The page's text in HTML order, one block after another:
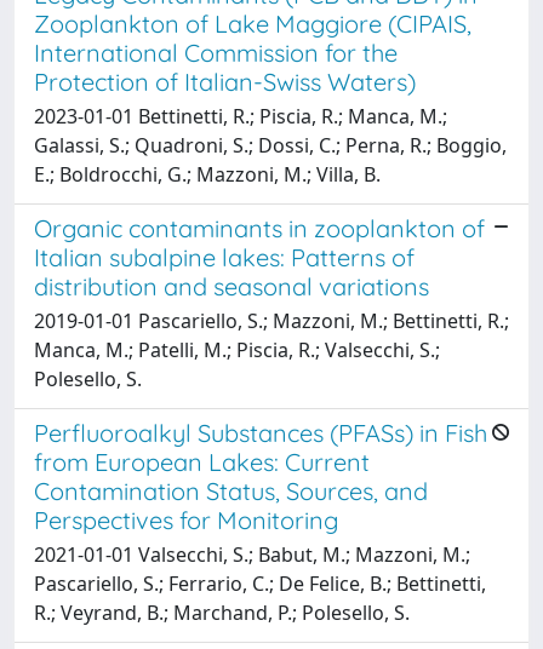
Zooplankton of Lake Maggiore (CIPAIS,
International Commission for the
Protection of Italian-Swiss Waters)
2023-01-01 Bettinetti, R.; Piscia, R.; Manca, M.;
Galassi, S.; Quadroni, S.; Dossi, C.; Perna, R.; Boggio,
E.; Boldrocchi, G.; Mazzoni, M.; Villa, B.
Organic contaminants in zooplankton of
Italian subalpine lakes: Patterns of
distribution and seasonal variations
2019-01-01 Pascariello, S.; Mazzoni, M.; Bettinetti, R.;
Manca, M.; Patelli, M.; Piscia, R.; Valsecchi, S.;
Polesello, S.
Perfluoroalkyl Substances (PFASs) in Fish
from European Lakes: Current
Contamination Status, Sources, and
Perspectives for Monitoring
2021-01-01 Valsecchi, S.; Babut, M.; Mazzoni, M.;
Pascariello, S.; Ferrario, C.; De Felice, B.; Bettinetti,
R.; Veyrand, B.; Marchand, P.; Polesello, S.